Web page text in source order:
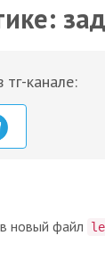
канале:
новый файл